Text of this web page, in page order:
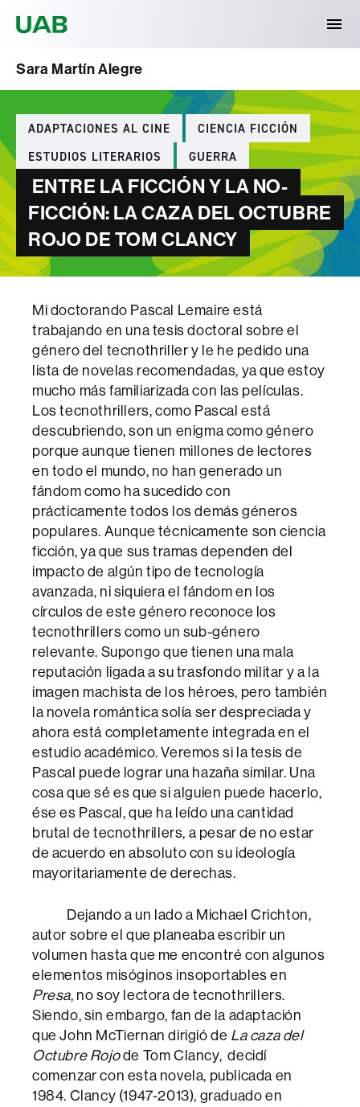
Sara Martín Alegre
Categories
ADAPTACIONES AL CINE
CIENCIA FICCIÓN
ESTUDIOS LITERARIOS
GUERRA
ENTRE LA FICCIÓN Y LA NO-
FICCIÓN: LA CAZA DEL OCTUBRE
ROJO DE TOM CLANCY
Mi doctorando Pascal Lemaire está
trabajando en una tesis doctoral sobre el
género del tecnothriller y le he pedido una
lista de novelas recomendadas, ya que estoy
mucho más familiarizada con las películas.
Los tecnothrillers, como Pascal está
descubriendo, son un enigma como género
porque aunque tienen millones de lectores
en todo el mundo, no han generado un
fándom como ha sucedido con
prácticamente todos los demás géneros
populares. Aunque técnicamente son ciencia
ficción, ya que sus tramas dependen del
impacto de algún tipo de tecnología
avanzada, ni siquiera el fándom en los
círculos de este género reconoce los
tecnothrillers como un sub-género
relevante. Supongo que tienen una mala
reputación ligada a su trasfondo militar y a la
imagen machista de los héroes, pero también
la novela romántica solía ser despreciada y
ahora está completamente integrada en el
estudio académico. Veremos si la tesis de
Pascal puede lograr una hazaña similar. Una
cosa que sé es que si alguien puede hacerlo,
ése es Pascal, que ha leído una cantidad
brutal de tecnothrillers, a pesar de no estar
de acuerdo en absoluto con su ideología
mayoritariamente de derechas.
Dejando a un lado a Michael Crichton,
autor sobre el que planeaba escribir un
volumen hasta que me encontré con algunos
elementos misóginos insoportables en
Presa, no soy lectora de tecnothrillers.
Siendo, sin embargo, fan de la adaptación
que John McTiernan dirigió de La caza del
Octubre Rojode Tom Clancy, decidí
comenzar con esta novela, publicada en
1984. Clancy (1947-2013), graduado en